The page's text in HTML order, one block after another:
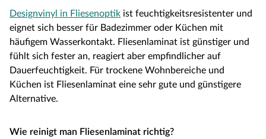
Designvinyl in Fliesenoptik ist feuchtigkeitsresistenter und
eignet sich besser für Badezimmer oder Küchen mit
häufigem Wasserkontakt. Fliesenlaminat ist günstiger und
fühlt sich fester an, reagiert aber empfindlicher auf
Dauerfeuchtigkeit. Für trockene Wohnbereiche und
Küchen ist Fliesenlaminat eine sehr gute und günstigere
Alternative.
Wie reinigt man Fliesenlaminat richtig?